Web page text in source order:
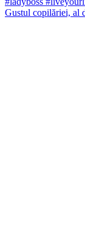
Gustul copilăriei, al